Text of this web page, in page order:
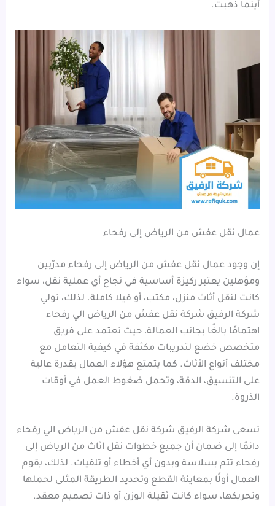
أينما ذهبت.
عمال نقل عفش من الرياض إلى رفحاء
إن وجود عمال نقل عفش من الرياض إلى رفحاء مدرّبين
ومؤهلين يعتبر ركيزة أساسية في نجاح أي عملية نقل، سواء
كانت لنقل أثاث منزل، مكتب، أو فيلا كاملة. لذلك، تولي
شركة الرفيق شركة نقل عفش من الرياض الي رفحاء
اهتمامًا بالغًا بجانب العمالة، حيث تعتمد على فريق
متخصص خضع لتدريبات مكثفة في كيفية التعامل مع
مختلف أنواع الأثاث. كما يتمتع هؤلاء العمال بقدرة عالية
على التنسيق، الدقة، وتحمل ضغوط العمل في أوقات
الذروة.
تسعى شركة الرفيق شركة نقل عفش من الرياض الي رفحاء
دائمًا إلى ضمان أن جميع خطوات نقل اثاث من الرياض إلى
رفحاء تتم بسلاسة وبدون أي أخطاء أو تلفيات. لذلك، يقوم
العمال أولًا بمعاينة القطع وتحديد الطريقة المثلى لحملها
وتحريكها، سواء كانت ثقيلة الوزن أو ذات تصميم معقد.